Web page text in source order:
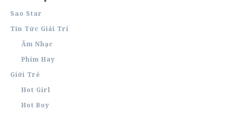
Sao Star
Tin Tức Giải Trí
Âm Nhạc
Phim Hay
Giới Trẻ
Hot Girl
Hot Boy